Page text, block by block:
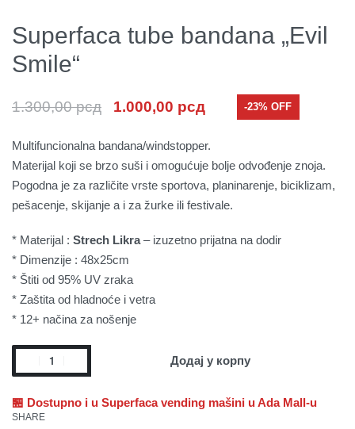
Superfaca tube bandana „Evil
Smile“
1.300,00рсд 1.000,00 рсд -23% OFF
Multifuncionalna bandana/windstopper.
Materijal koji se brzo suši i omogućuje bolje odvođenje znoja.
Pogodna je za različite vrste sportova, planinarenje, biciklizam,
pešacenje, skijanje a i za žurke ili festivale.
* Materijal : Strech Likra– izuzetno prijatna na dodir
* Dimenzije : 48x25cm
* Štiti od 95% UV zraka
* Zaštita od hladnoće i vetra
* 12+ načina za nošenje
Додај у корпу
🏪 Dostupno i u Superfaca vending mašini u Ada Mall-u
SHARE